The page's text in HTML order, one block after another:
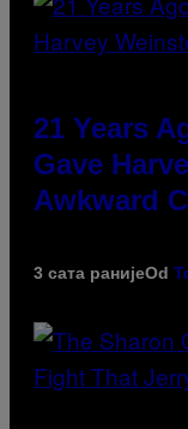
21 Years
Gave
Awkward
3 сата ранијеOd